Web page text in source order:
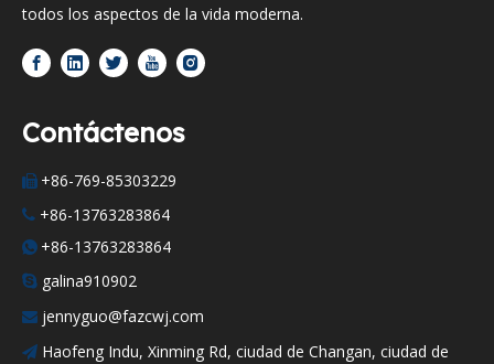
todos los aspectos de la vida moderna.
Contáctenos
 +86-769-85303229
 +86-13763283864
 +86-13763283864
 galina910902
 jennyguo@fazcwj.com
 Haofeng Indu, Xinming Rd, ciudad de Changan, ciudad de